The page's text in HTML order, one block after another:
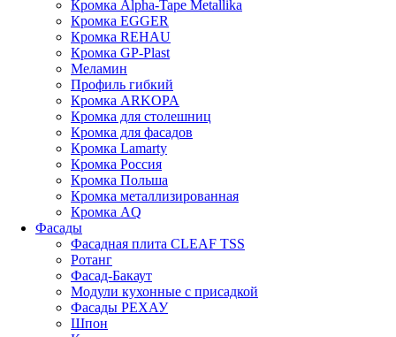
Кромка Alpha-Tape Metallika
Кромка EGGER
Кромка REHAU
Кромка GP-Plast
Меламин
Профиль гибкий
Кромка ARKOPA
Кромка для столешниц
Кромка для фасадов
Кромка Lamarty
Кромка Россия
Кромка Польша
Кромка металлизированная
Кромка AQ
Фасады
Фасадная плита CLEAF TSS
Ротанг
Фасад-Бакаут
Модули кухонные с присадкой
Фасады РЕХАУ
Шпон